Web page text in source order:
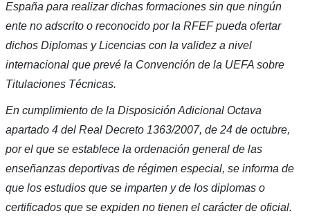
España para realizar dichas formaciones sin que ningún
ente no adscrito o reconocido por la RFEF pueda ofertar
dichos Diplomas y Licencias con la validez a nivel
internacional que prevé la Convención de la UEFA sobre
Titulaciones Técnicas.
En cumplimiento de la Disposición Adicional Octava
apartado 4 del Real Decreto 1363/2007, de 24 de octubre,
por el que se establece la ordenación general de las
enseñanzas deportivas de régimen especial, se informa de
que los estudios que se imparten y de los diplomas o
certificados que se expiden no tienen el carácter de oficial.